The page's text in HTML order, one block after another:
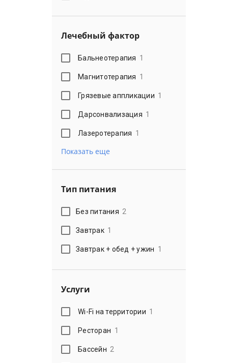
Лечебный фактор
Бальнеотерапия 1
Магнитотерапия 1
Грязевые аппликации 1
Дарсонвализация 1
Лазеротерапия 1
Показать еще
Тип питания
Без питания 2
Завтрак 1
Завтрак + обед + ужин 1
Услуги
Wi-Fi на территории 1
Ресторан 1
Бассейн 2